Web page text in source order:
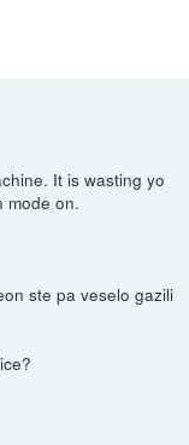
It is wasting yo
mode on.
ste pa veselo gazili